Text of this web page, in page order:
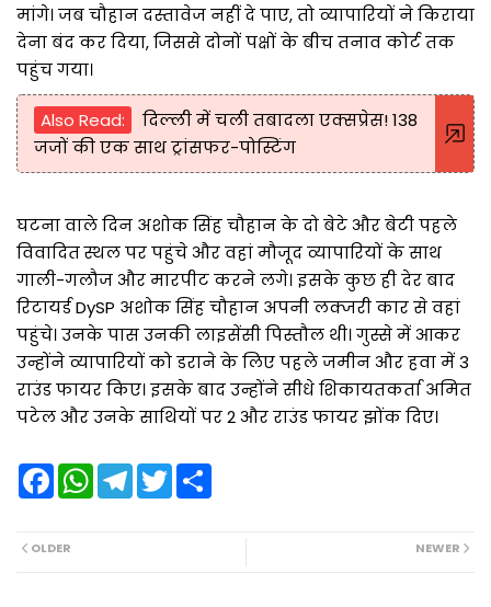
मांगे। जब चौहान दस्तावेज नहीं दे पाए, तो व्यापारियों ने किराया
देना बंद कर दिया, जिससे दोनों पक्षों के बीच तनाव कोर्ट तक
पहुंच गया।
Also Read:
दिल्ली में चली तबादला एक्सप्रेस! 138
जजों की एक साथ ट्रांसफर-पोस्टिंग
घटना वाले दिन अशोक सिंह चौहान के दो बेटे और बेटी पहले
विवादित स्थल पर पहुंचे और वहां मौजूद व्यापारियों के साथ
गाली-गलौज और मारपीट करने लगे। इसके कुछ ही देर बाद
रिटायर्ड DySP अशोक सिंह चौहान अपनी लक्जरी कार से वहां
पहुंचे। उनके पास उनकी लाइसेंसी पिस्तौल थी। गुस्से में आकर
उन्होंने व्यापारियों को डराने के लिए पहले जमीन और हवा में 3
राउंड फायर किए। इसके बाद उन्होंने सीधे शिकायतकर्ता अमित
पटेल और उनके साथियों पर 2 और राउंड फायर झोंक दिए।
F
a
b
o
W
T
e
T
w
NEWER
OLDER